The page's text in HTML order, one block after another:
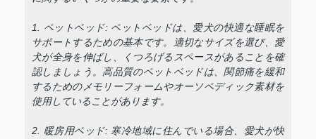
1. ペットベッド: ペットベッドは、愛犬の快適な睡眠を
サポートするための基本です。適切なサイズを選び、愛
犬が全身を伸ばし、くつろげるスペースがあることを確
認しましょう。高品質のペットベッドは、関節痛を緩和
するためのメモリーフォームやオーソペディック素材を
使用していることがあります。
2. 暖房用ベッド: 寒冷地域に住んでいる場合、愛犬が快